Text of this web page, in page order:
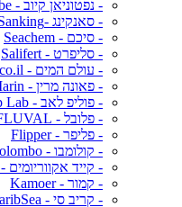
- נפטוניאן קיוב - Neptunian Cube
- סאנקינג -Sanking
- סיכם - Seachem
- סליפרט - Salifert
- עולם המים - AquaWorld.co.il
- פאונה מרין - Fauna Marin
- פוליפ לאב - Polyp Lab
- פלובל - FLUVAL
- פליפר - Flipper
- קולומבו - Colombo
- קייד אקווריומים - CADE Aquariums
- קמור - Kamoer
- קריב סי - CaribSea